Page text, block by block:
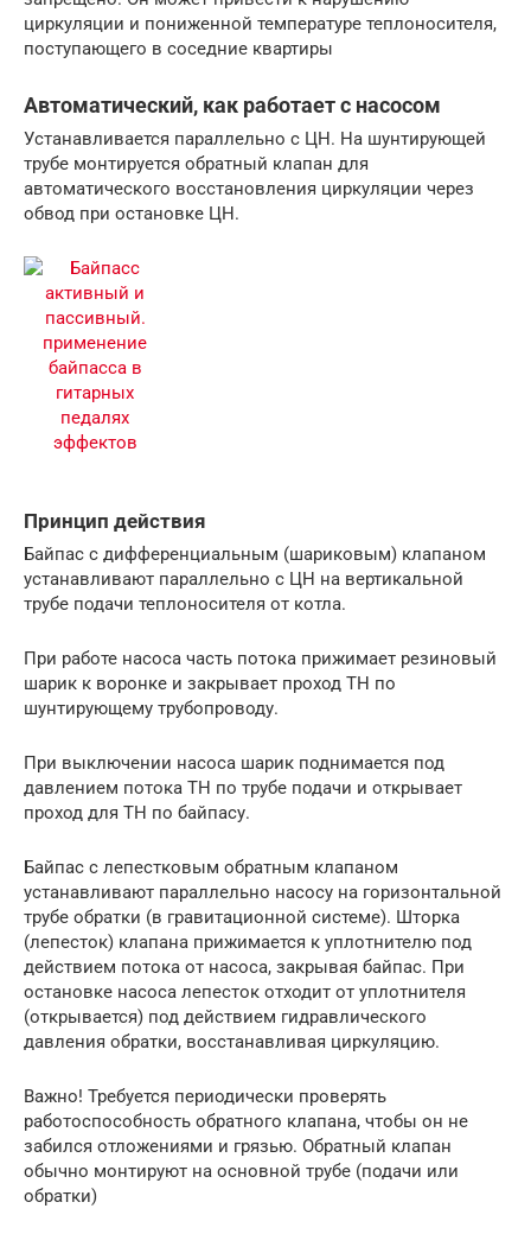
циркуляции и пониженной температуре теплоносителя,
поступающего в соседние квартиры
Автоматический, как работает с насосом
Устанавливается параллельно с ЦН. На шунтирующей
трубе монтируется обратный клапан для
автоматического восстановления циркуляции через
обвод при остановке ЦН.
Принцип действия
Байпас с дифференциальным (шариковым) клапаном
устанавливают параллельно с ЦН на вертикальной
трубе подачи теплоносителя от котла.
При работе насоса часть потока прижимает резиновый
шарик к воронке и закрывает проход ТН по
шунтирующему трубопроводу.
При выключении насоса шарик поднимается под
давлением потока ТН по трубе подачи и открывает
проход для ТН по байпасу.
Байпас с лепестковым обратным клапаном
устанавливают параллельно насосу на горизонтальной
трубе обратки (в гравитационной системе). Шторка
(лепесток) клапана прижимается к уплотнителю под
действием потока от насоса, закрывая байпас. При
остановке насоса лепесток отходит от уплотнителя
(открывается) под действием гидравлического
давления обратки, восстанавливая циркуляцию.
Важно! Требуется периодически проверять
работоспособность обратного клапана, чтобы он не
забился отложениями и грязью. Обратный клапан
обычно монтируют на основной трубе (подачи или
обратки)